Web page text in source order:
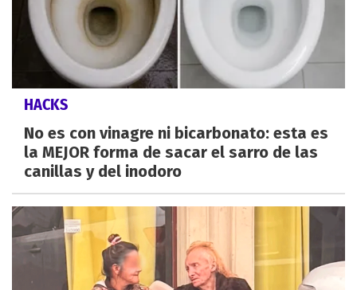
HACKS
No es con vinagre ni bicarbonato: esta es
la MEJOR forma de sacar el sarro de las
canillas y del inodoro